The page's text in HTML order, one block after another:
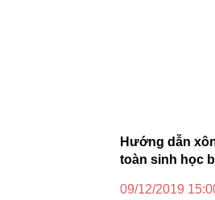
Hướng dẫn
toàn sinh học
09/12/2019